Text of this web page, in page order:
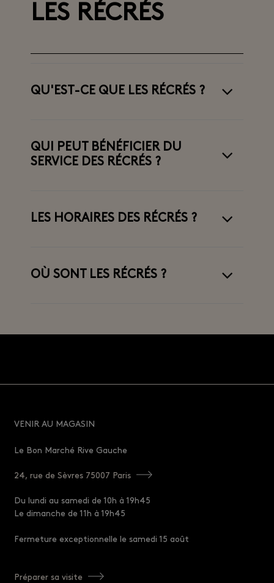
LES RÉCRÉS
QU'EST-CE QUE LES RÉCRÉS ?
QUI PEUT BÉNÉFICIER DU
SERVICE DES RÉCRÉS ?
LES HORAIRES DES RÉCRÉS ?
OÙ SONT LES RÉCRÉS ?
VENIR AU MAGASIN
Le Bon Marché Rive Gauche
24, rue de Sèvres 75007 Paris
Du lundi au samedi de 10h à 19h45
Le dimanche de 11h à 19h45
Fermeture exceptionnelle le samedi 15 août
Préparer sa visite